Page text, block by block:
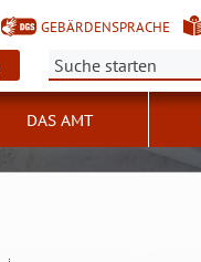
GEBÄRDENSPRACHE
Suche:
DAS AMT